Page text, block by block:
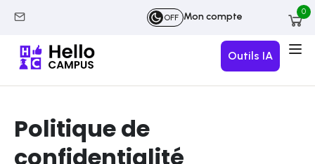
OFF Mon compte 0
Outils IA
Politique de
confidentialité